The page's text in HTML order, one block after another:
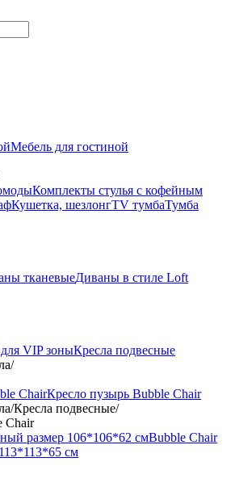
Мебель для гостиной
Комплекты стулья с кофейным
Кушетка, шезлонгTV тумбаТумба
тканевыеДиваны в стиле Loft
VIP зоныКресла подвесные
/
Кресло пузырь Bubble Chair
/Кресла подвесные/
Chair
размер 106*106*62 смBubble Chair
см